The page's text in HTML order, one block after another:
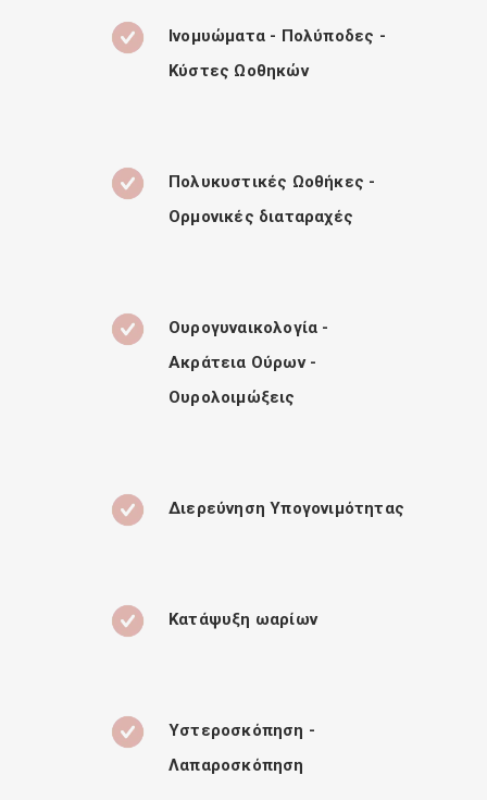
Ινομυώματα - Πολύποδες -
Κύστες Ωοθηκών
Πολυκυστικές Ωοθήκες -
Ορμονικές διαταραχές
Ουρογυναικολογία -
Ακράτεια Ούρων -
Ουρολοιμώξεις
Διερεύνηση Υπογονιμότητας
Κατάψυξη ωαρίων
Υστεροσκόπηση -
Λαπαροσκόπηση